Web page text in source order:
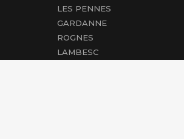
LES PENNES
GARDANNE
ROGNES
LAMBESC